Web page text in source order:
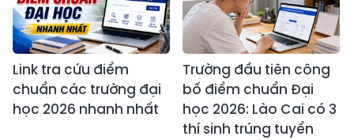
Link tra cứu điểm
chuẩn các trường đại
học 2026 nhanh nhất
Trường đầu tiên công
bố điểm chuẩn Đại
học 2026: Lào Cai có 3
thí sinh trúng tuyển